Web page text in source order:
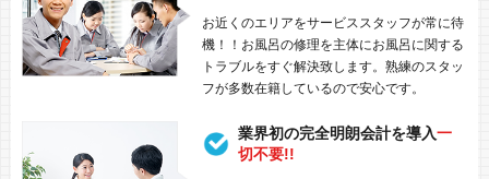
お近くのエリアをサービススタッフが常に待
機！！お風呂の修理を主体にお風呂に関する
トラブルをすぐ解決致します。熟練のスタッ
フが多数在籍しているので安心です。
業界初の完全明朗会計を導入一
切不要!!